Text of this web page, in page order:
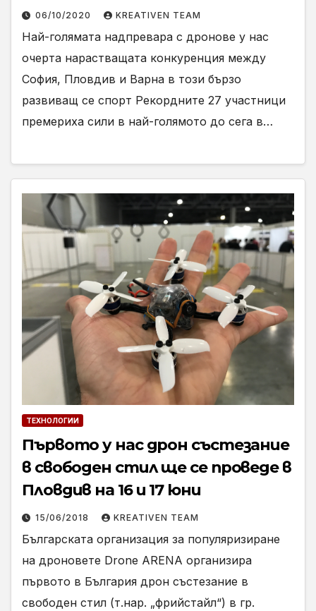
06/10/2020 KREATIVEN TEAM
Най-голямата надпревара с дронове у нас
очерта нарастващата конкуренция между
София, Пловдив и Варна в този бързо
развиващ се спорт Рекордните 27 участници
премериха сили в най-голямото до сега в…
ТЕХНОЛОГИИ
Първото у нас дрон състезание
в свободен стил ще се проведе в
Пловдив на 16 и 17 юни
15/06/2018 KREATIVEN TEAM
Българската организация за популяризиране
на дроновете Drone ARENA организира
първото в България дрон състезание в
свободен стил (т.нар. „фрийстайл“) в гр.